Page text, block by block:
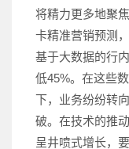
将精力更多地聚
卡精准营销预测
基于大数据的行
低45%。在这些
下，业务纷纷转
破。在技术的推
呈井喷式增长，